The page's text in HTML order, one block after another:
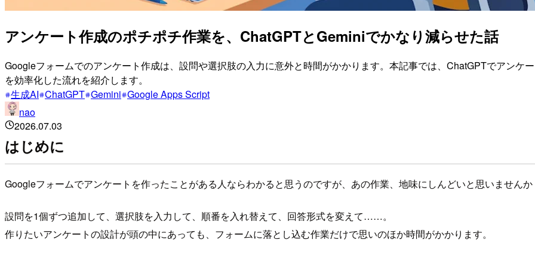
アンケート作成のポチポチ作業を、ChatGPTとGeminiでかなり減らせた話
Googleフォームでのアンケート作成は、設問や選択肢の入力に意外と時間がかかります。本記事では、ChatGPTでアンケ
を効率化した流れを紹介します。
生成AI ChatGPT Gemini Google Apps Script
nao
2026.07.03
はじめに
Googleフォームでアンケートを作ったことがある人ならわかると思うのですが、あの作業、地味にしんどいと思いませんか
設問を1個ずつ追加して、選択肢を入力して、順番を入れ替えて、回答形式を変えて……。
作りたいアンケートの設計が頭の中にあっても、フォームに落とし込む作業だけで思いのほか時間がかかります。